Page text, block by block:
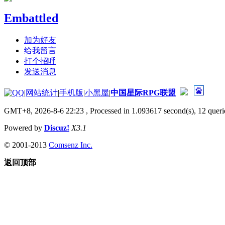
Embattled
加为好友
给我留言
打个招呼
发送消息
|网站统计|手机版|小黑屋|中国星际RPG联盟
GMT+8, 2026-8-6 22:23 , Processed in 1.093617 second(s), 12
Powered by Discuz! X3.1
© 2001-2013 Comsenz Inc.
返回顶部